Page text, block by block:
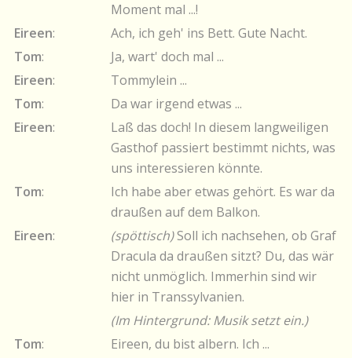
Moment mal ...!
Eireen:
Ach, ich geh' ins Bett. Gute Nacht.
Tom:
Ja, wart' doch mal ...
Eireen:
Tommylein ...
Tom:
Da war irgend etwas ...
Eireen:
Laß das doch! In diesem langweiligen
Gasthof passiert bestimmt nichts, was
uns interessieren könnte.
Tom:
Ich habe aber etwas gehört. Es war da
draußen auf dem Balkon.
Eireen: (spöttisch)Soll ich nachsehen, ob Graf
Dracula da draußen sitzt? Du, das wär
nicht unmöglich. Immerhin sind wir
hier in Transsylvanien.
(Im Hintergrund: Musik setzt ein.)
Tom:
Eireen, du bist albern. Ich ...